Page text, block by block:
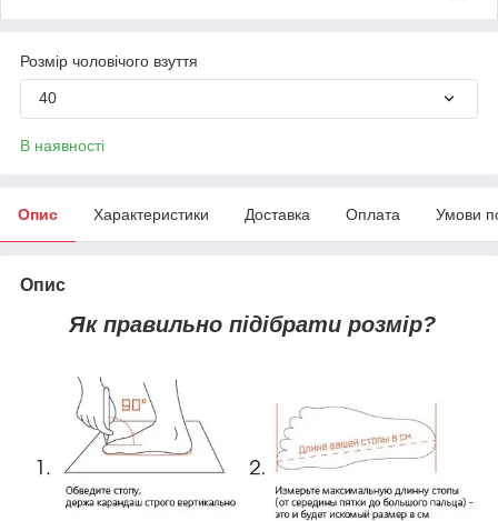
Розмір чоловічого взуття
40
В наявності
Опис Характеристики Доставка Оплата Умови
Опис
Як правильно підібрати розмір?